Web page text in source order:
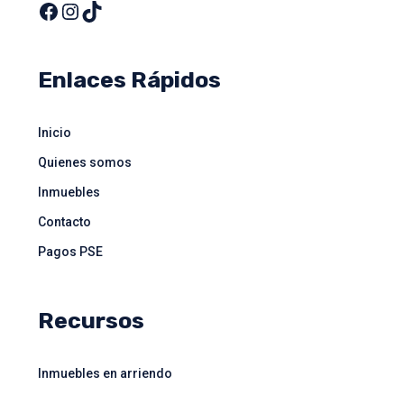
Enlaces Rápidos
Inicio
Quienes somos
Inmuebles
Contacto
Pagos PSE
Recursos
Inmuebles en arriendo